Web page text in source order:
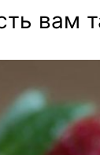
вам